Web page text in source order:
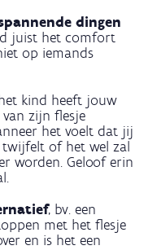
dingen
juist het comfort
op iemands
kind heeft jouw
zijn flesje
het voelt dat jij
of het wel zal
worden. Geloof erin
, bv. een
met het flesje
en is het een